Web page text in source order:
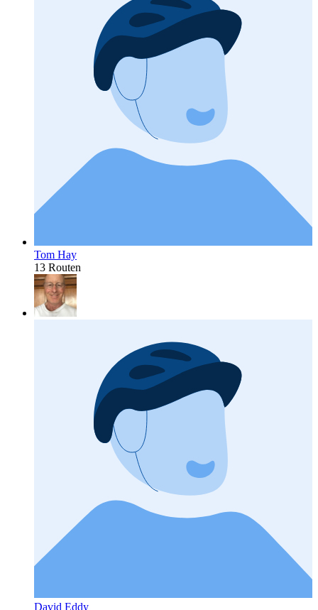
Tom Hay
13 Routen
David Eddy